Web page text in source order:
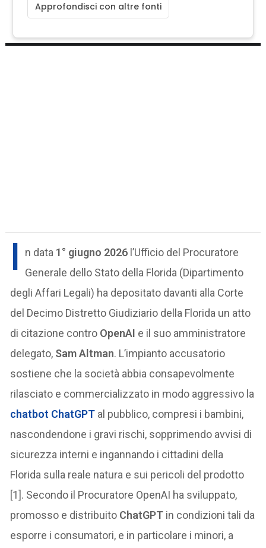
Approfondisci con altre fonti
I n data 1° giugno 2026 l’Ufficio del Procuratore
Generale dello Stato della Florida (Dipartimento
degli Affari Legali) ha depositato davanti alla Corte
del Decimo Distretto Giudiziario della Florida un atto
di citazione contro OpenAI e il suo amministratore
delegato, Sam Altman. L’impianto accusatorio
sostiene che la società abbia consapevolmente
rilasciato e commercializzato in modo aggressivo la
chatbot ChatGPT al pubblico, compresi i bambini,
nascondendone i gravi rischi, sopprimendo avvisi di
sicurezza interni e ingannando i cittadini della
Florida sulla reale natura e sui pericoli del prodotto
[1]. Secondo il Procuratore OpenAI ha sviluppato,
promosso e distribuito ChatGPT in condizioni tali da
esporre i consumatori, e in particolare i minori, a